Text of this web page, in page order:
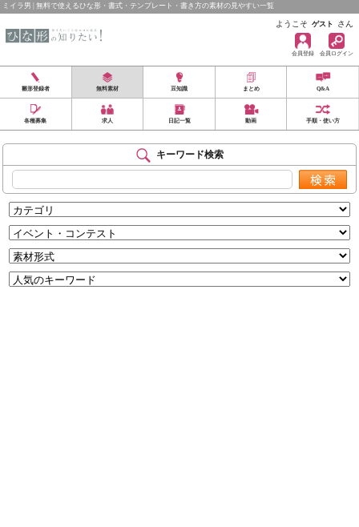
ミイラ男 | 無料で使えるひな形・書式・テンプレート・書き方の素材の見やすい一覧
ようこそ ゲスト さん
会員登録 会員ログイン
雛形登録者 無料素材 豆知識 まとめ Q&A
各種募集 求人 日記一覧 動画 手順・使い方
キーワード検索